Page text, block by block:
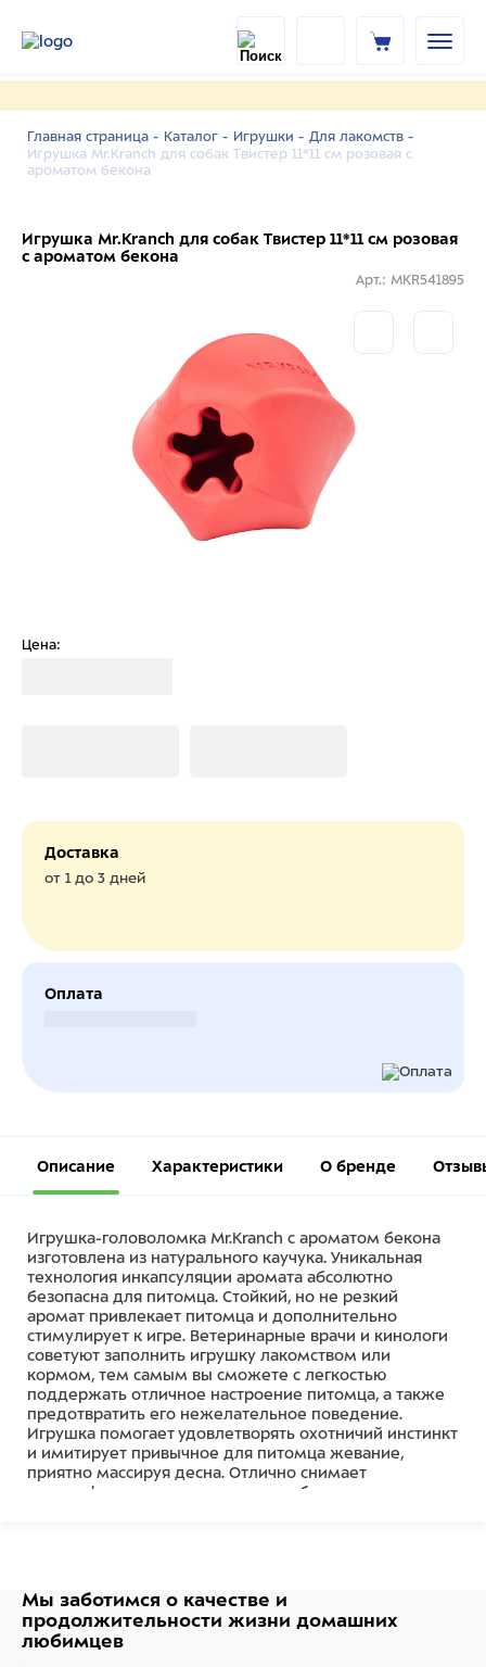
Главная страница - Каталог - Игрушки - Для лакомств -
Игрушка Mr.Kranch для собак Твистер 11*11 см розовая с
ароматом бекона
Игрушка Mr.Kranch для собак Твистер 11*11 см розовая
с ароматом бекона
Арт.: MKR541895
Цена:
Доставка
от 1 до 3 дней
Оплата
Описание Характеристики О бренде
Игрушка-головоломка Mr.Kranch с ароматом бекона
изготовлена из натурального каучука. Уникальная
технология инкапсуляции аромата абсолютно
безопасна для питомца. Стойкий, но не резкий
аромат привлекает питомца и дополнительно
стимулирует к игре. Ветеринарные врачи и кинологи
советуют заполнить игрушку лакомством или
кормом, тем самым вы сможете с легкостью
поддержать отличное настроение питомца, а также
предотвратить его нежелательное поведение.
Игрушка помогает удовлетворять охотничий инстинкт
и имитирует привычное для питомца жевание,
приятно массируя десна. Отлично снимает
дискомфорт при прорезывании зубов у щенков.
Состав
Мы заботимся о качестве и
продолжительности жизни домашних
любимцев